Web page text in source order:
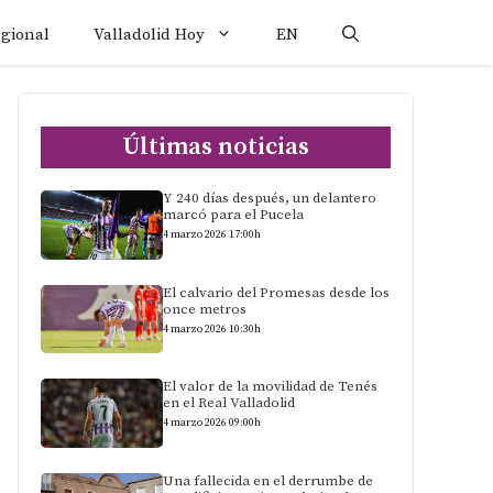
Valladolid Hoy EN
Últimas noticias
Y 240 días después, un delantero
marcó para el Pucela
4 marzo 2026 17:00h
El calvario del Promesas desde los
once metros
4 marzo 2026 10:30h
El valor de la movilidad de Tenés
en el Real Valladolid
4 marzo 2026 09:00h
Una fallecida en el derrumbe de